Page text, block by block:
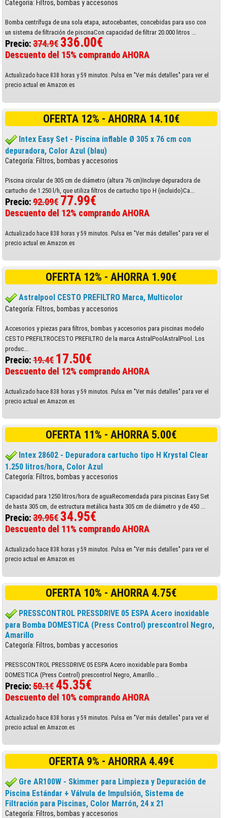
Categoría: Filtros, bombas y accesorios
Bomba centrífuga de una sola etapa, autocebantes, concebidas para uso con
un sistema de filtración de piscinaCon capacidad de filtrar 20.000 litros ...
Precio:374.9€ 336.00€
Descuento del 15% comprando AHORA
Actualizado hace 838 horas y 59 minutos. Pulsa en "Ver más detalles" para ver el
precio actual en Amazon.es
OFERTA 12% - AHORRA 14.10€
Intex Easy Set - Piscina inflable Ø 305 x 76 cm con
depuradora, Color Azul (blau)
Categoría: Filtros, bombas y accesorios
Piscina circular de 305 cm de diámetro (altura 76 cm)Incluye depuradora de
cartucho de 1.250 l/h, que utiliza filtros de cartucho tipo H (incluido)Ca...
Precio:92.09€ 77.99€
Descuento del 12% comprando AHORA
Actualizado hace 838 horas y 59 minutos. Pulsa en "Ver más detalles" para ver el
precio actual en Amazon.es
OFERTA 12% - AHORRA 1.90€
Astralpool CESTO PREFILTRO Marca, Multicolor
Categoría: Filtros, bombas y accesorios
Accesorios y piezas para filtros, bombas y accesorios para piscinas modelo
CESTO PREFILTROCESTO PREFILTRO de la marca AstralPoolAstralPool. Los
produc...
Precio:19.4€ 17.50€
Descuento del 12% comprando AHORA
Actualizado hace 838 horas y 59 minutos. Pulsa en "Ver más detalles" para ver el
precio actual en Amazon.es
OFERTA 11% - AHORRA 5.00€
Intex 28602 - Depuradora cartucho tipo H Krystal Clear
1.250 litros/hora, Color Azul
Categoría: Filtros, bombas y accesorios
Capacidad para 1250 litros/hora de aguaRecomendada para piscinas Easy Set
de hasta 305 cm, de estructura metálica hasta 305 cm de diámetro y de 450 ...
Precio:39.95€ 34.95€
Descuento del 11% comprando AHORA
Actualizado hace 838 horas y 59 minutos. Pulsa en "Ver más detalles" para ver el
precio actual en Amazon.es
OFERTA 10% - AHORRA 4.75€
PRESSCONTROL PRESSDRIVE 05 ESPA Acero inoxidable
para Bomba DOMESTICA (Press Control) prescontrol Negro,
Amarillo
Categoría: Filtros, bombas y accesorios
PRESSCONTROL PRESSDRIVE 05 ESPA Acero inoxidable para Bomba
DOMESTICA (Press Control) prescontrol Negro, Amarillo...
Precio:50.1€ 45.35€
Descuento del 10% comprando AHORA
Actualizado hace 838 horas y 59 minutos. Pulsa en "Ver más detalles" para ver el
precio actual en Amazon.es
OFERTA 9% - AHORRA 4.49€
Gre AR100W - Skimmer para Limpieza y Depuración de
Piscina Estándar + Válvula de Impulsión, Sistema de
Filtración para Piscinas, Color Marrón, 24 x 21
Categoría: Filtros, bombas y accesorios